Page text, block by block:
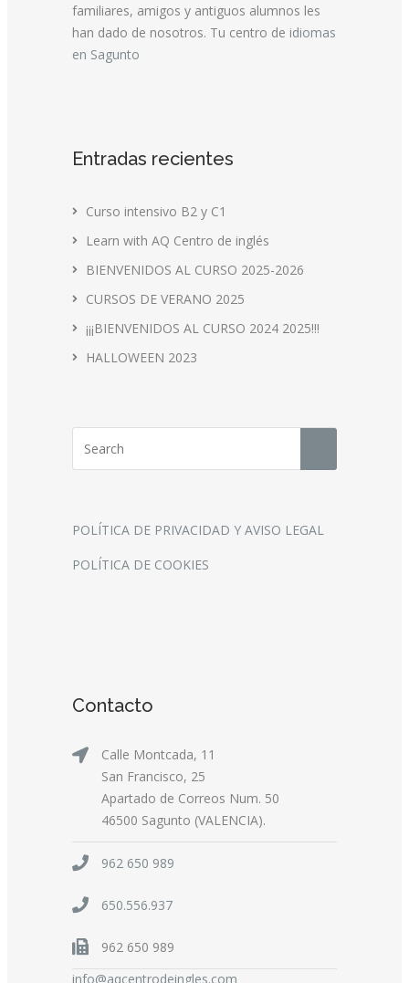
familiares, amigos y antiguos alumnos les
han dado de nosotros. Tu centro de idiomas
en Sagunto
Entradas recientes
Curso intensivo B2 y C1
Learn with AQ Centro de inglés
BIENVENIDOS AL CURSO 2025-2026
CURSOS DE VERANO 2025
¡¡¡BIENVENIDOS AL CURSO 2024 2025!!!
HALLOWEEN 2023
POLÍTICA DE PRIVACIDAD Y AVISO LEGAL
POLÍTICA DE COOKIES
Contacto
Calle Montcada, 11
San Francisco, 25
Apartado de Correos Num. 50
46500 Sagunto (VALENCIA).
962 650 989
650.556.937
962 650 989
info@aqcentrodeingles.com